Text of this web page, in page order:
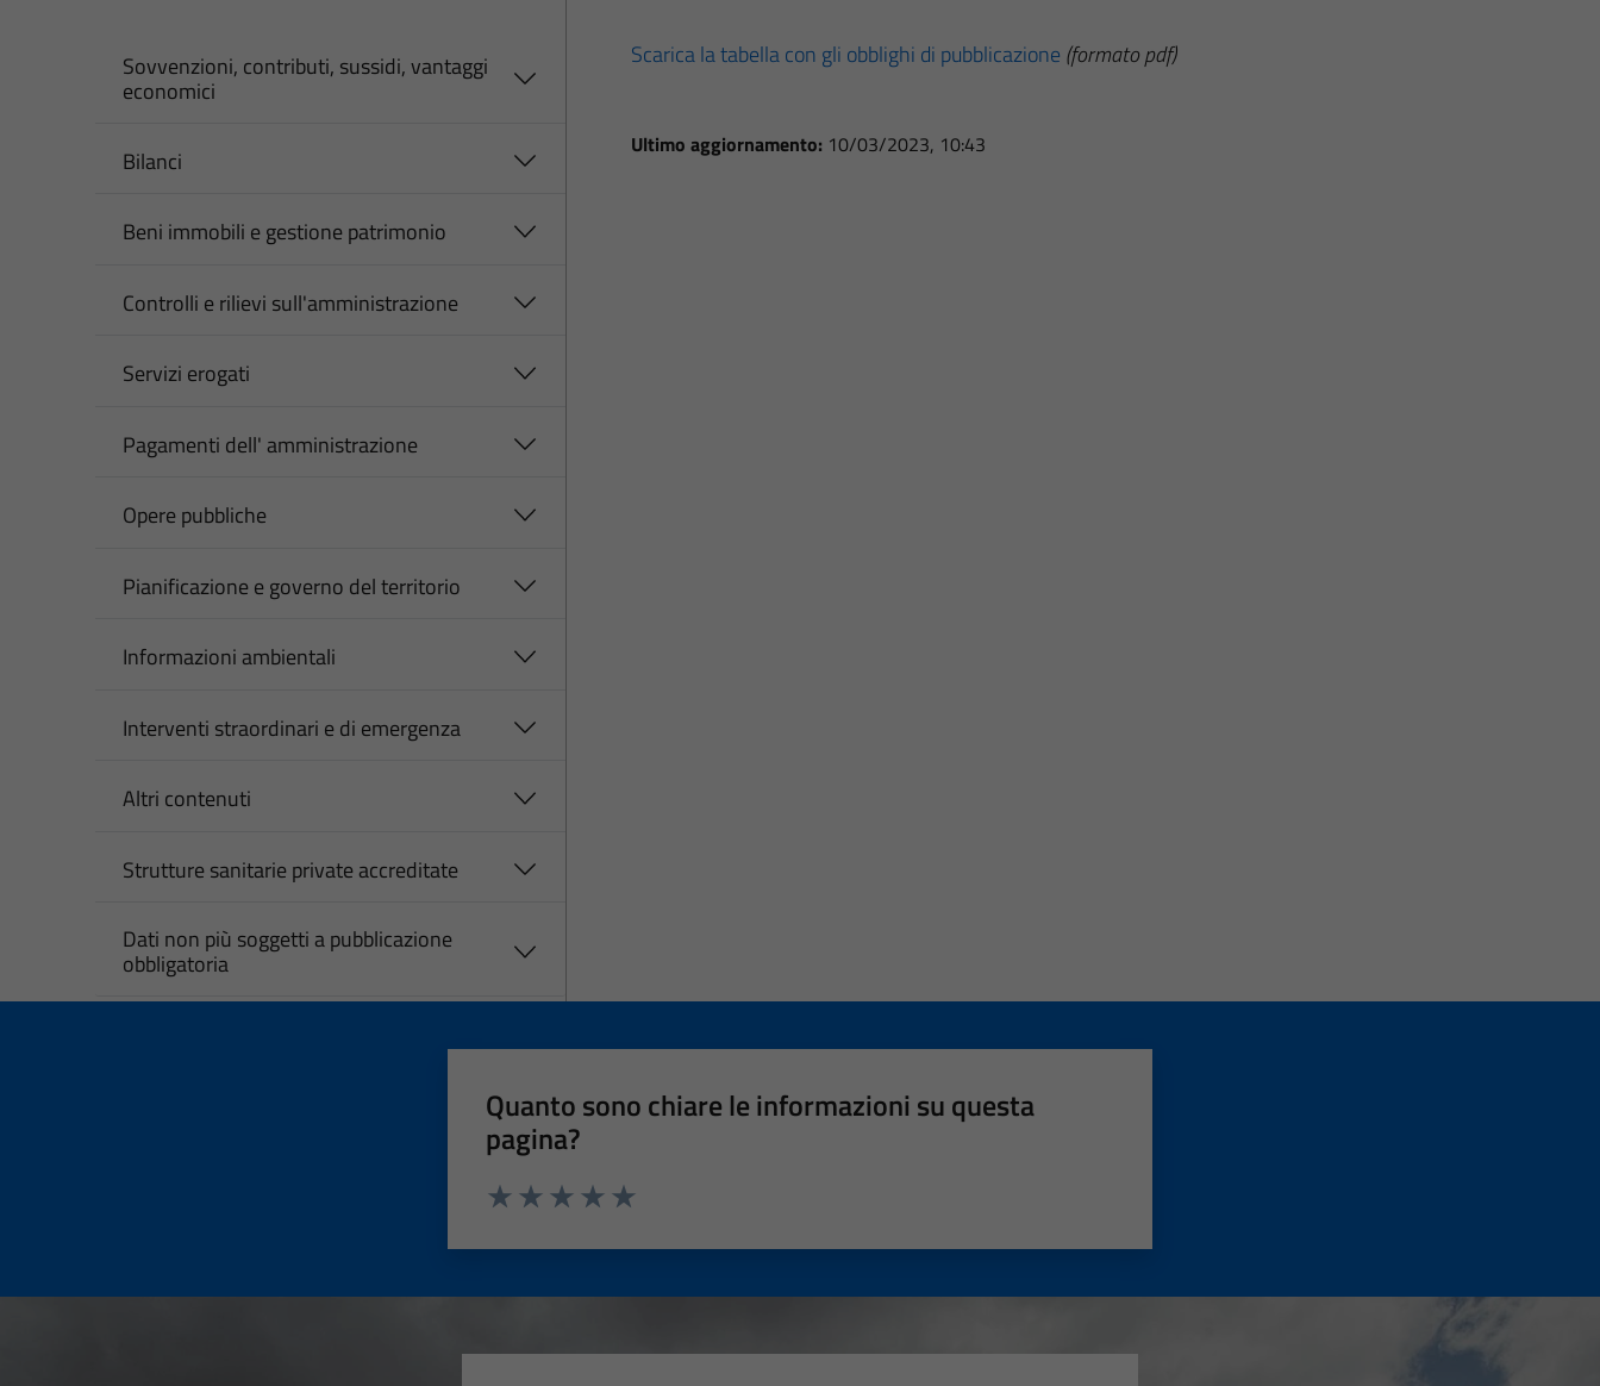
Sovvenzioni, contributi, sussidi, vantaggi
economici
Bilanci
Beni immobili e gestione patrimonio
Controlli e rilievi sull'amministrazione
Servizi erogati
Pagamenti dell' amministrazione
Opere pubbliche
Pianificazione e governo del territorio
Informazioni ambientali
Interventi straordinari e di emergenza
Altri contenuti
Strutture sanitarie private accreditate
Dati non più soggetti a pubblicazione
obbligatoria
Scarica la tabella con gli obblighi di pubblicazione (formato pdf)
Ultimo aggiornamento: 10/03/2023, 10:43
Quanto sono chiare le informazioni su questa
pagina?